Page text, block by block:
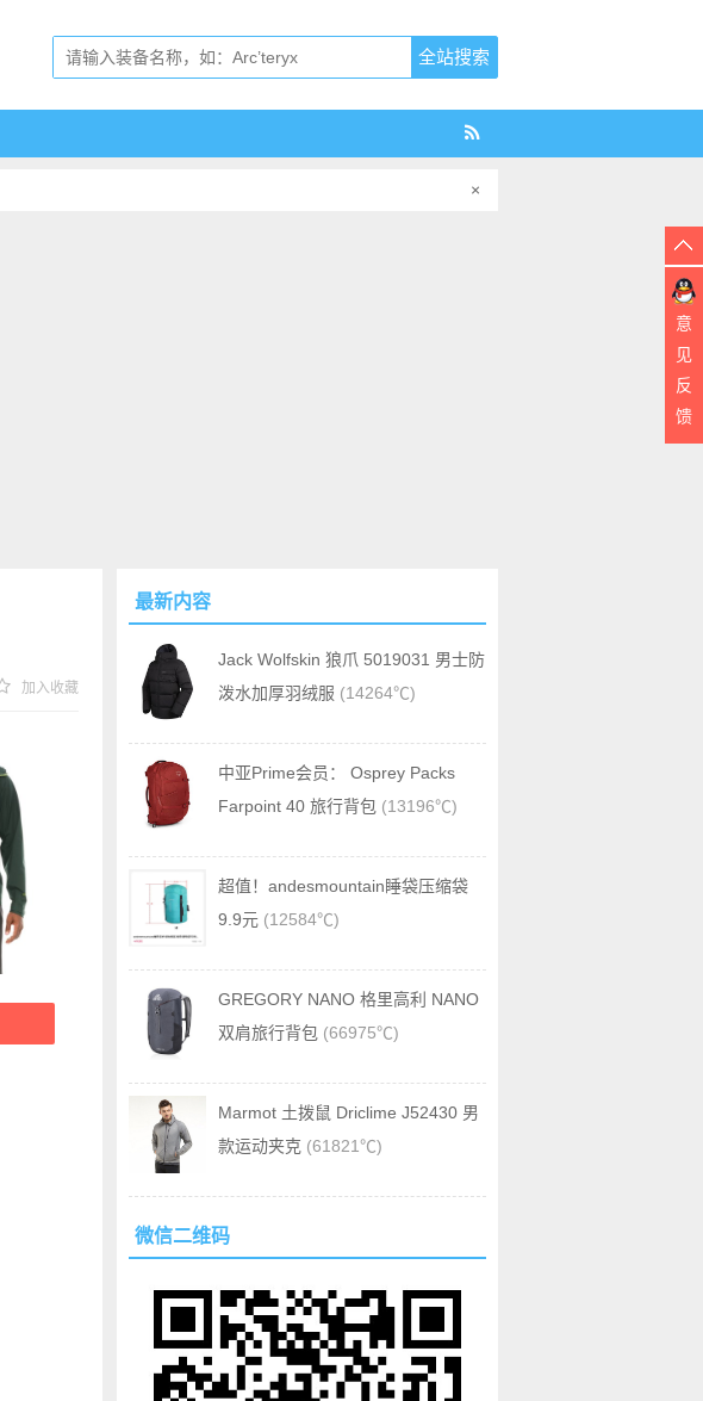
×
加入收藏
最新内容
Jack Wolfskin 狼爪 5019031 男士防
泼水加厚羽绒服 (14264℃)
中亚Prime会员： Osprey Packs
Farpoint 40 旅行背包 (13196℃)
超值！andesmountain睡袋压缩袋
9.9元 (12584℃)
GREGORY NANO 格里高利 NANO
双肩旅行背包 (66975℃)
Marmot 土拨鼠 Driclime J52430 男
款运动夹克 (61821℃)
微信二维码
意
见
反
馈